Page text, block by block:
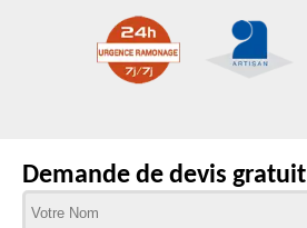
Demande de devis gratuit